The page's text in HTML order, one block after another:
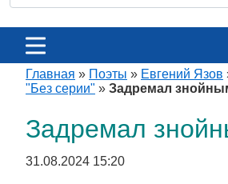
Главная » Поэты » Евгений Язов
"Без серии" » Задремал
Задремал
31.08.2024 15:20